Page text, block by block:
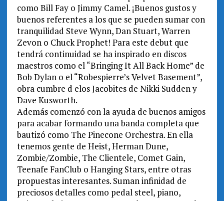
como Bill Fay o Jimmy Camel. ¡Buenos gustos y
buenos referentes a los que se pueden sumar con
tranquilidad Steve Wynn, Dan Stuart, Warren
Zevon o Chuck Prophet! Para este debut que
tendrá continuidad se ha inspirado en discos
maestros como el “Bringing It All Back Home” de
Bob Dylan o el “Robespierre’s Velvet Basement”,
obra cumbre d elos Jacobites de Nikki Sudden y
Dave Kusworth.
Además comenzó con la ayuda de buenos amigos
para acabar formando una banda completa que
bautizó como The Pinecone Orchestra. En ella
tenemos gente de Heist, Herman Dune,
Zombie/Zombie, The Clientele, Comet Gain,
Teenafe FanClub o Hanging Stars, entre otras
propuestas interesantes. Suman infinidad de
preciosos detalles como pedal steel, piano,